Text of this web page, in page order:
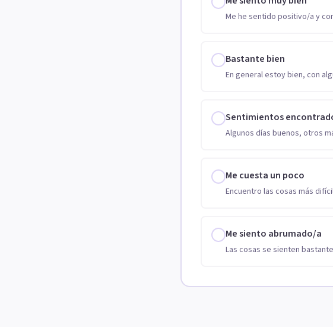
Me he sentido positivo/a y
Bastante bien
En general estoy bien, con
Sentimientos
Algunos días buenos, otros
Me cuesta un poco
Encuentro las cosas más
Me siento abrumado/a
Las cosas se sienten